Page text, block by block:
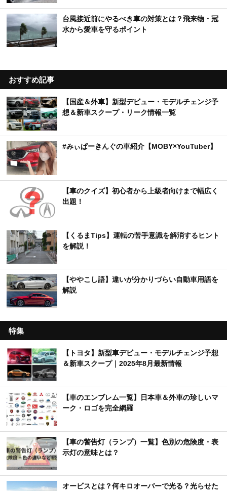
台風接近前にやるべき車の対策とは？飛来物・冠
水から愛車を守るポイント
おすすめ記事
【国産＆外車】新型デビュー・モデルチェンジ予
想＆新車スクープ・リーク情報一覧
#みぃぱーきんぐの車紹介【MOBY×YouTuber】
【車のクイズ】初心者から上級者向けまで幅広く
出題！
【くるまTips】運転の苦手意識を解消するヒント
を解説！
【ややこし語】違いが分かりづらい自動車用語を
解説
特集
【トヨタ】新型車デビュー・モデルチェンジ予想
＆新車スクープ｜2025年8月最新情報
【車のエンブレム一覧】日本車＆外車の珍しいマ
ーク・ロゴを完全網羅
【車の警告灯（ランプ）一覧】色別の危険度・表
示灯の意味とは？
オービスとは？何キロオーバーで光る？光らせた